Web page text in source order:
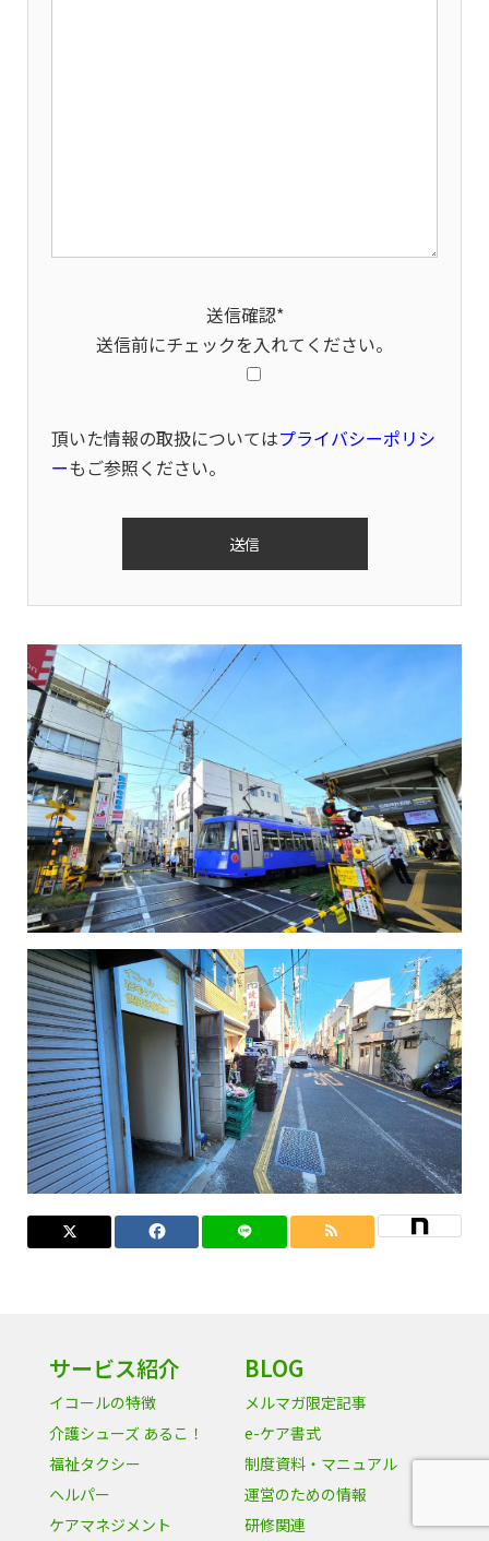
送信確認*
送信前にチェックを入れてください。
頂いた情報の取扱についてはプライバシーポリシ
ーもご参照ください。
サービス紹介
イコールの特徴
介護シューズ あるこ！
福祉タクシー
ヘルパー
ケアマネジメント
BLOG
メルマガ限定記事
e-ケア書式
制度資料・マニュアル
運営のための情報
研修関連